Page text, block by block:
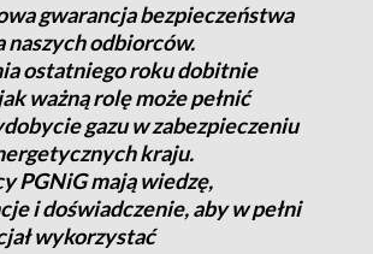
gwarancja bezpieczeństwa
naszych odbiorców.
ostatniego roku dobitnie
ważną rolę może pełnić
gazu w zabezpieczeniu
kraju.
PGNiG mają wiedzę,
i doświadczenie, aby w pełni
wykorzystać